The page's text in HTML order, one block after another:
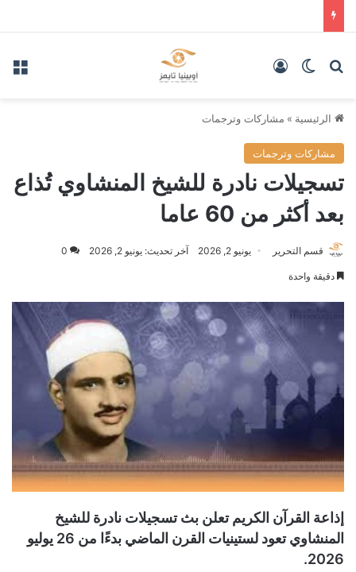
بحث عنالوضع المظلم
الرئيسية » مشاركات وترجمات
مشاركات وترجمات
تسجيلات نادرة للشيخ المنشاوي تُذاع
بعد أكثر من 60 عاما
قسم التحرير يونيو 2, 2026 آخر تحديث: يونيو 2, 2026 0
دقيقة واحدة
إذاعة القرآن الكريم تعلن بث تسجيلات نادرة للشيخ
المنشاوي تعود لستينيات القرن الماضي بدءًا من 26 يوليو
2026.